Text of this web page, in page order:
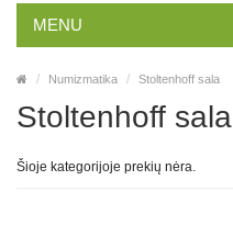
MENU
Numizmatika Stoltenhoff sala
Stoltenhoff sala
Šioje kategorijoje prekių nėra.